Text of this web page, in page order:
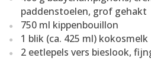
paddenstoelen, grof gehakt
750 ml kippenbouillon
1 blik (ca. 425 ml) kokosmelk
2 eetlepels vers bieslook,